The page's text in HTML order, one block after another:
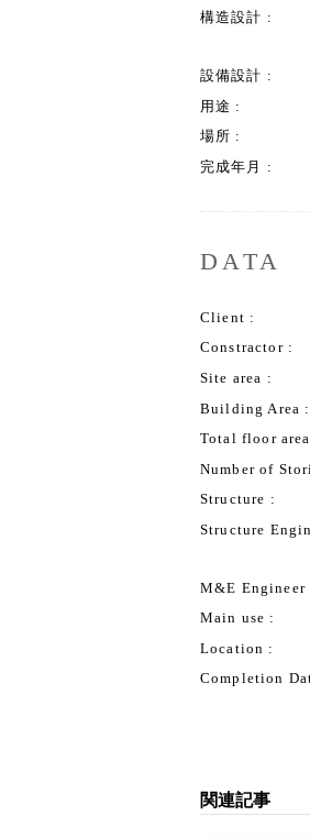
構造設計
設備設計
用途
場所
完成年月
DATA
Client
Constractor
Site area
Building Area
Total floor area
Number of
Structure
Structure
M&E Engineer
Main use
Location
Completion
関連記事